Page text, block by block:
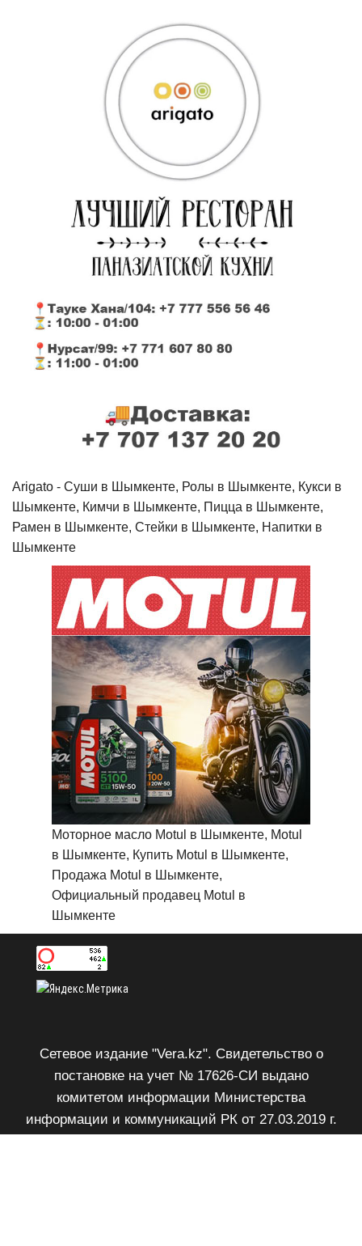
Arigato - Cуши в Шымкенте, Ролы в Шымкенте, Кукси в
Шымкенте, Кимчи в Шымкенте, Пицца в Шымкенте,
Рамен в Шымкенте, Стейки в Шымкенте, Напитки в
Шымкенте
Моторное масло Motul в Шымкенте, Motul
в Шымкенте, Купить Motul в Шымкенте,
Продажа Motul в Шымкенте,
Официальный продавец Motul в
Шымкенте
Сетевое издание "Vera.kz". Свидетельство о
постановке на учет № 17626-СИ выдано
комитетом информации Министерства
информации и коммуникаций РК от 27.03.2019 г.